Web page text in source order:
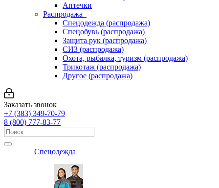
Аптечки
Распродажа
Спецодежда (распродажа)
Спецобувь (распродажа)
Защита рук (распродажа)
СИЗ (распродажа)
Охота, рыбалка, туризм (распродажа)
Трикотаж (распродажа)
Другое (распродажа)
Заказать звонок
+7 (383) 349-70-79
8 (800) 777-83-77
Спецодежда